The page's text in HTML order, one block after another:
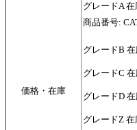
価格・在庫
グレードA 在
商品番号:
グレードB
グレードC
グレードD
グレードZ 在